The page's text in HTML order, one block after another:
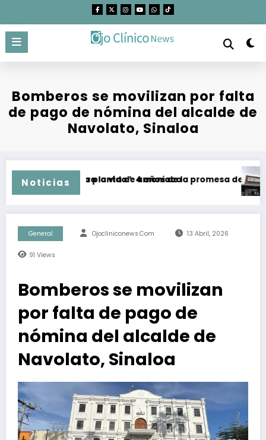
contenido
Bomberos se movilizan por falta
de pago de nómina del alcalde de
Navolato, Sinaloa
Noticias
de mega planta de amoniaco
“Corredor para la vida”: 4 años de la promesa de dejar
General Ojocliniconews.com 13 Abril, 2026
91 Views
Bomberos se movilizan
por falta de pago de
nómina del alcalde de
Navolato, Sinaloa